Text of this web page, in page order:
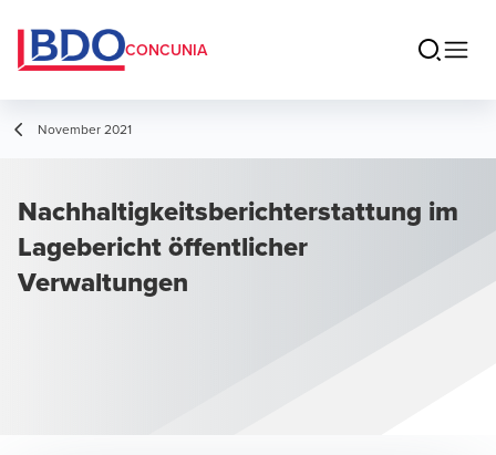
CONCUNIA
November 2021
Nachhaltigkeitsberichterstattung im
Lagebericht öffentlicher
Verwaltungen